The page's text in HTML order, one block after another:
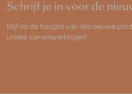
Schrijf je in voor de
Blijf op de hoogte van alle nieuwe
unieke samenwerkingen!